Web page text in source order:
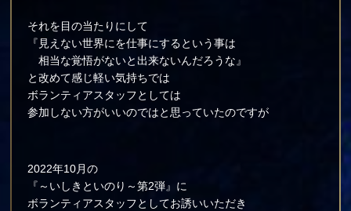
それを目の当たりにして
『見えない世界にを仕事にするという事は
相当な覚悟がないと出来ないんだろうな』
と改めて感じ軽い気持ちでは
ボランティアスタッフとしては
参加しない方がいいのではと思っていたのですが
2022年10月の
『～いしきといのり～第2弾』に
ボランティアスタッフとしてお誘いいただき